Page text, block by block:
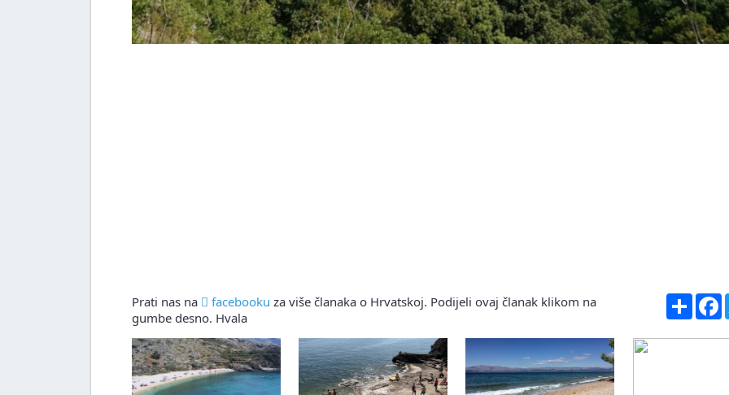
Prati nas na facebooku za više članaka o Hrvatskoj. Podijeli ovaj članak klikom na
gumbe desno. Hvala
Share